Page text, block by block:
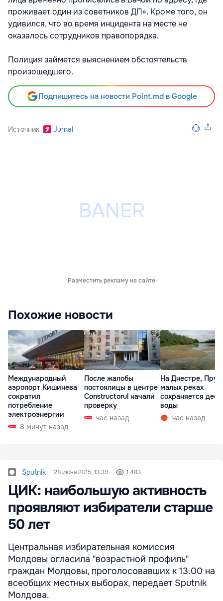
проживает один из советников ДП». Кроме того, он
удивился, что во время инцидента на месте не
оказалось сотрудников правопорядка.
Полиция займется выяснением обстоятельств
произошедшего.
Подпишитесь на новости Point.md в Google
Источник Jurnal
Разместить рекламу на сайте
Похожие новости
Международный
аэропорт Кишинева
сократил
потребление
электроэнергии
8 минут назад
После жалобы
постоялицы в центре
Constructorul начали
проверку
час назад
На Днестре,
малых реках
сохраняется
воды
час назад
Sputnik 28 июня 2015, 13:39 1 483
ЦИК: наибольшую активность
проявляют избиратели старше
50 лет
Центральная избирательная комиссия
Молдовы огласила "возрастной профиль"
граждан Молдовы, проголосовавших к 13.00 на
всеобщих местных выборах, передает Sputnik
Молдова.